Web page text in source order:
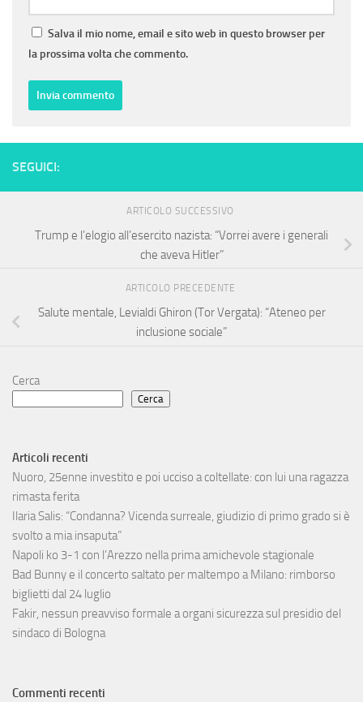
Salva il mio nome, email e sito web in questo browser per
la prossima volta che commento.
SEGUICI:
ARTICOLO SUCCESSIVO
Trump e l’elogio all’esercito nazista: “Vorrei avere i generali
che aveva Hitler”
ARTICOLO PRECEDENTE
Salute mentale, Levialdi Ghiron (Tor Vergata): “Ateneo per
inclusione sociale”
Cerca
Cerca
Articoli recenti
Nuoro, 25enne investito e poi ucciso a coltellate: con lui una ragazza
rimasta ferita
Ilaria Salis: “Condanna? Vicenda surreale, giudizio di primo grado si è
svolto a mia insaputa”
Napoli ko 3-1 con l’Arezzo nella prima amichevole stagionale
Bad Bunny e il concerto saltato per maltempo a Milano: rimborso
biglietti dal 24 luglio
Fakir, nessun preavviso formale a organi sicurezza sul presidio del
sindaco di Bologna
Commenti recenti